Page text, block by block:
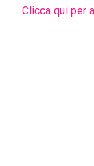
Clicca qui per